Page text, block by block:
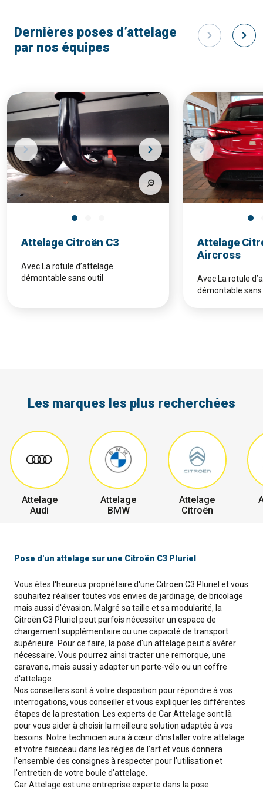
Dernières poses d’attelage
par nos équipes
Attelage Citroën C3
Avec La rotule d’attelage
démontable sans outil
Attelage
Aircross
Avec La rotule
démontable
Les marques les plus recherchées
Attelage
Audi
Attelage
BMW
Attelage
Citroën
Pose d'un attelage sur une Citroën C3 Pluriel
Vous êtes l'heureux propriétaire d'une Citroën C3 Pluriel et vous
souhaitez réaliser toutes vos envies de jardinage, de bricolage
mais aussi d'évasion. Malgré sa taille et sa modularité, la
Citroën C3 Pluriel peut parfois nécessiter un espace de
chargement supplémentaire ou une capacité de transport
supérieure. Pour ce faire, la pose d'un attelage peut s'avérer
nécessaire. Vous pourrez ainsi tracter une remorque, une
caravane, mais aussi y adapter un porte-vélo ou un coffre
d'attelage.
Nos conseillers sont à votre disposition pour répondre à vos
interrogations, vous conseiller et vous expliquer les différentes
étapes de la prestation. Les experts de Car Attelage sont là
pour vous aider à choisir la meilleure solution adaptée à vos
besoins. Notre technicien aura à cœur d'installer votre attelage
et votre faisceau dans les règles de l'art et vous donnera
l'ensemble des consignes à respecter pour l'utilisation et
l'entretien de votre boule d'attelage.
Car Attelage est une entreprise experte dans la pose